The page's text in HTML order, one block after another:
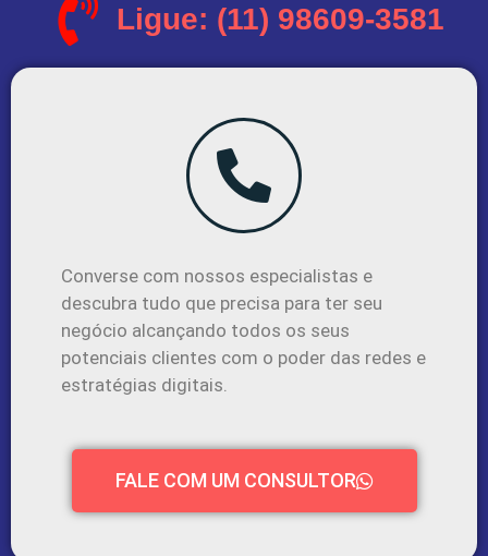
Ligue: (11) 98609-3581
Converse com nossos especialistas e
descubra tudo que precisa para ter seu
negócio alcançando todos os seus
potenciais clientes com o poder das redes e
estratégias digitais.
FALE COM UM CONSULTOR